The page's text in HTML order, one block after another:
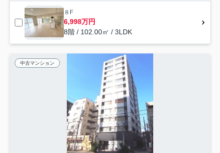
８F
6,998万円
8階 / 102.00㎡ / 3LDK
中古マンション